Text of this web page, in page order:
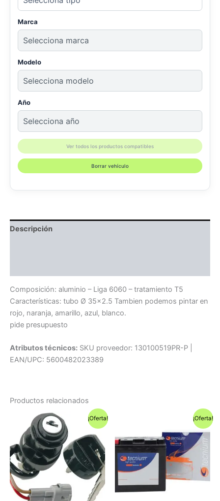
Marca
Modelo
Año
Ver todos los productos compatibles
Borrar vehículo
Descripción
Composición: aluminio – Liga 6060 – tratamiento T5
Características: tubo Ø 35×2.5 Tambien podemos pintar en
rojo, naranja, amarillo, azul, blanco.
pide presupuesto
Atributos técnicos: SKU proveedor: 130100519PR-P |
EAN/UPC: 5600482023389
Productos relacionados
¡Oferta! ¡Oferta!